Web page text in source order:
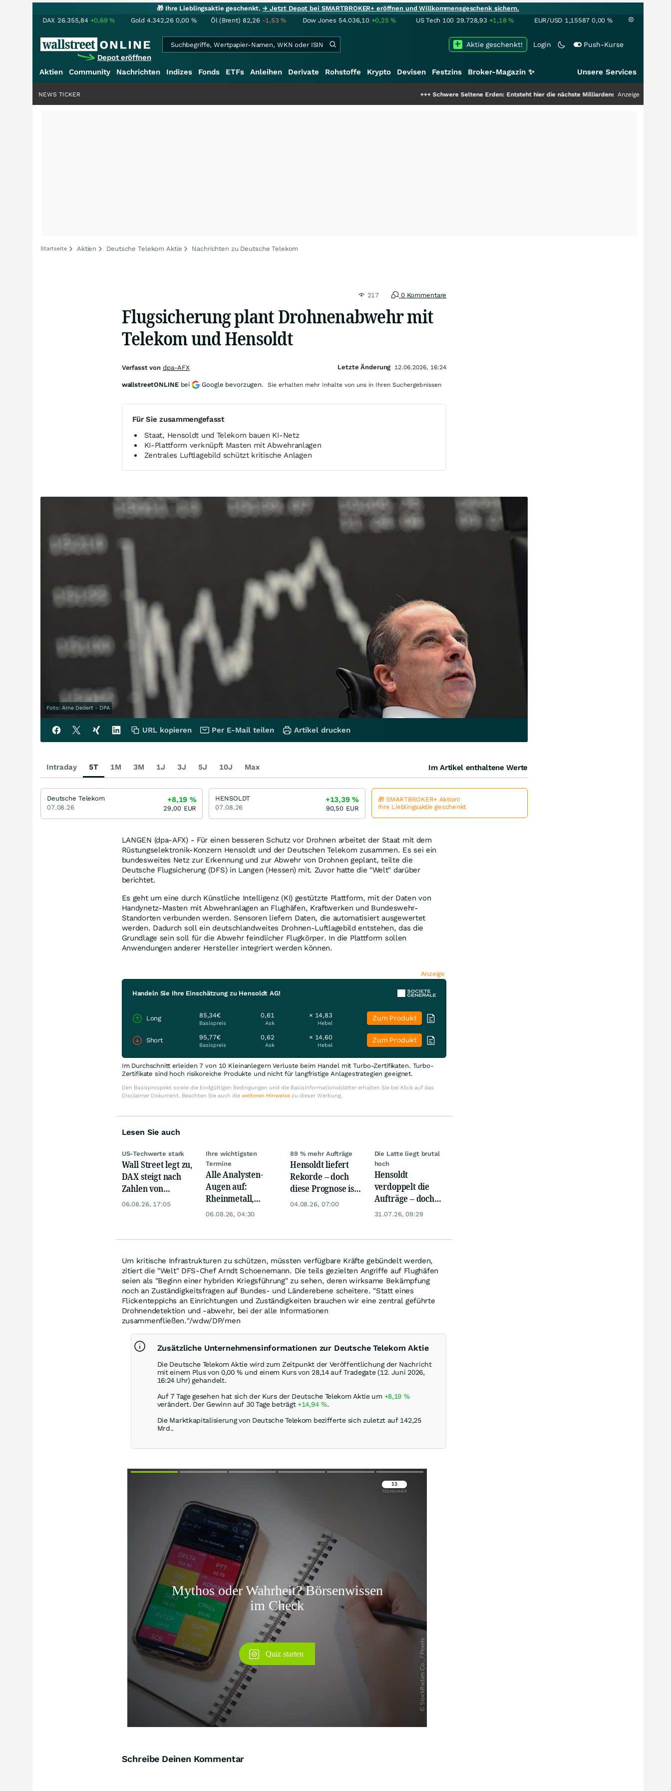
🎁 Ihre Lieblingsaktie geschenkt.→ Jetzt Depot bei SMARTBROKER+ eröffnen und Willkommensgeschenk sichern.
DAX 26.355,84 +0,69% Gold 4.342,26 0,00 % Öl (Brent) 82,26 -1,53% Dow Jones 54.036,10 +0,25% US Tech 100 29.728,93 +1,18% EUR/USD 1,15587 0,00 %
Depot eröffnen
Login Push-Kurse
Aktie geschenkt!
Aktien Community Nachrichten Indizes Fonds ETFs Anleihen Derivate Rohstoffe Krypto Devisen Festzins Broker-Magazin ✨ Unsere Services
Schwere Seltene Erden: Entsteht hier die nächste Milliardenstory?+++ Anzeige
NEWS TICKER
Startseite Aktien Deutsche Telekom Aktie Nachrichten zu Deutsche Telekom
217 0 Kommentare
Flugsicherung plant Drohnenabwehr mit
Telekom und Hensoldt
Für Sie zusammengefasst
Staat, Hensoldt und Telekom bauen KI-Netz
KI-Plattform verknüpft Masten mit Abwehranlagen
Zentrales Luftlagebild schützt kritische Anlagen
Foto: Arne Dedert - DPA
LANGEN (dpa-AFX) - Für einen besseren Schutz vor Drohnen arbeitet der Staat mit dem
Rüstungselektronik-Konzern Hensoldt und der Deutschen Telekom zusammen. Es sei ein
bundesweites Netz zur Erkennung und zur Abwehr von Drohnen geplant, teilte die
Deutsche Flugsicherung (DFS) in Langen (Hessen) mit. Zuvor hatte die "Welt" darüber
berichtet.
Es geht um eine durch Künstliche Intelligenz (KI) gestützte Plattform, mit der Daten von
Handynetz-Masten mit Abwehranlagen an Flughäfen, Kraftwerken und Bundeswehr-
Standorten verbunden werden. Sensoren liefern Daten, die automatisiert ausgewertet
werden. Dadurch soll ein deutschlandweites Drohnen-Luftlagebild entstehen, das die
Grundlage sein soll für die Abwehr feindlicher Flugkörper. In die Plattform sollen
Anwendungen anderer Hersteller integriert werden können.
Anzeige
Handeln Sie Ihre Einschätzung zu Hensoldt AG!
Long 85,34€
Basispreis
0,61
Ask
× 14,83
Hebel
Zum Produkt
Short 95,77€
Basispreis
0,62
Ask
× 14,60
Hebel
Zum Produkt
Im Durchschnitt erleiden 7 von 10 Kleinanlegern Verluste beim Handel mit Turbo-Zertifikaten. Turbo-
Zertifikate sind hoch risikoreiche Produkte und nicht für langfristige Anlagestrategien geeignet.
Den Basisprospekt sowie die Endgültigen Bedingungen und die Basisinformationsblätter erhalten Sie bei Klick auf das
Disclaimer Dokument. Beachten Sie auch die weiteren Hinweisezu dieser Werbung.
Lesen Sie auch
US-Techwerte stark
Wall Street legt zu,
DAX steigt nach
Zahlen von
Telekom, Henkel
06.08.26, 17:05
Ihre wichtigsten
Termine
Alle Analysten-
Augen auf:
Rheinmetall,
Deutsche Telekom,
06.08.26, 04:30
89 % mehr Aufträge
Hensoldt liefert
Rekorde – doch
diese Prognose ist
noch spannender
04.08.26, 07:00
Die Latte liegt brutal
hoch
Hensoldt
verdoppelt die
Aufträge – doch
bei dieser Aktie
31.07.26, 09:29
Um kritische Infrastrukturen zu schützen, müssten verfügbare Kräfte gebündelt werden,
zitiert die "Welt" DFS-Chef Arndt Schoenemann. Die teils gezielten Angriffe auf Flughäfen
seien als "Beginn einer hybriden Kriegsführung" zu sehen, deren wirksame Bekämpfung
noch an Zuständigkeitsfragen auf Bundes- und Länderebene scheitere. "Statt eines
Flickenteppichs an Einrichtungen und Zuständigkeiten brauchen wir eine zentral geführte
Drohnendetektion und -abwehr, bei der alle Informationen
zusammenfließen."/wdw/DP/men
Zusätzliche Unternehmensinformationen zur Deutsche Telekom Aktie
Die Deutsche Telekom Aktie wird zum Zeitpunkt der Veröffentlichung der Nachricht
mit einem Plus von 0,00% und einem Kurs von 28,14 auf Tradegate (12. Juni 2026,
16:24 Uhr) gehandelt.
Auf 7 Tage gesehen hat sich der Kurs der Deutsche Telekom Aktie um +8,19 %
verändert. Der Gewinn auf 30 Tage beträgt+14,94 %.
Die Marktkapitalisierung von Deutsche Telekom bezifferte sich zuletzt auf 142,25
Mrd..
Überspringen
Schreibe Deinen Kommentar
Verfasst von dpa-AFX Letzte Änderung 12.06.2026, 16:24
wallstreetONLINE bei Google bevorzugen. Sie erhalten mehr Inhalte von uns in Ihren Suchergebnissen
URL kopieren Per E-Mail teilen Artikel drucken
Intraday 5T 1M 3M 1J 3J 5J 10J Max Im Artikel enthaltene Werte
Deutsche Telekom
07.08.26
+8,19 %
29,00 EUR
HENSOLDT
07.08.26
+13,39 %
90,50 EUR
🎁 SMARTBROKER+ Aktion!
Ihre Lieblingsaktie geschenkt